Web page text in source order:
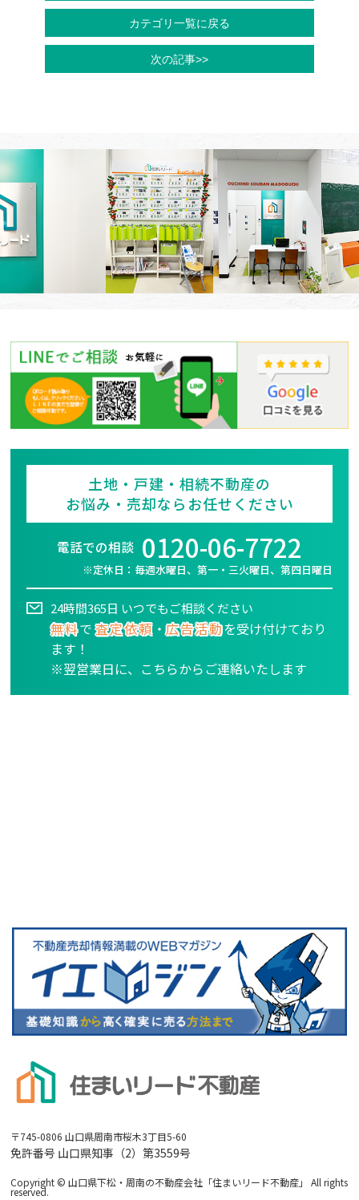
カテゴリ一覧に戻る
次の記事>>
土地・戸建・相続不動産の
お悩み・売却ならお任せください
電話での相談 0120-06-7722
※定休日：毎週水曜日、第一・三火曜日、第四日曜日
24時間365日 いつでもご相談ください
無料で査定依頼 ・広告活動を受け付けており
ます！
※翌営業日に、こちらからご連絡いたします
〒745-0806 山口県周南市桜木3丁目5-60
免許番号 山口県知事（2）第3559号
Copyright © 山口県下松・周南の不動産会社「住まいリード不動産」 All rights
reserved.